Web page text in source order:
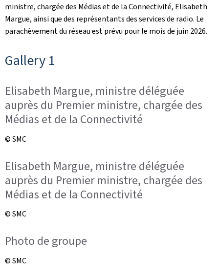
ministre, chargée des Médias et de la Connectivité, Elisabeth
Margue, ainsi que des représentants des services de radio. Le
parachèvement du réseau est prévu pour le mois de juin 2026.
Gallery 1
Elisabeth Margue, ministre déléguée
auprès du Premier ministre, chargée des
Médias et de la Connectivité
© SMC
Elisabeth Margue, ministre déléguée
auprès du Premier ministre, chargée des
Médias et de la Connectivité
© SMC
Photo de groupe
© SMC